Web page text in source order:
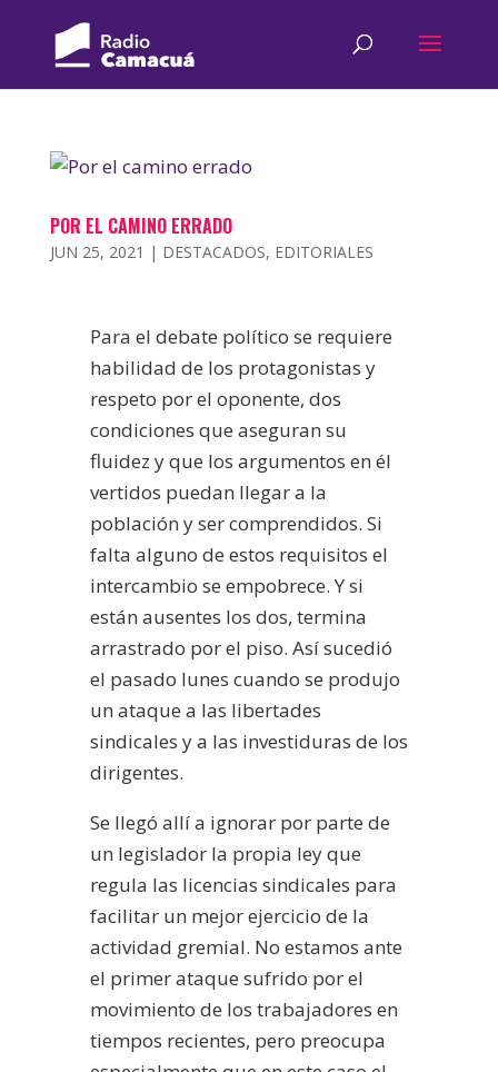
POR EL CAMINO ERRADO
JUN 25, 2021 | DESTACADOS, EDITORIALES
Para el debate político se requiere
habilidad de los protagonistas y
respeto por el oponente, dos
condiciones que aseguran su
fluidez y que los argumentos en él
vertidos puedan llegar a la
población y ser comprendidos. Si
falta alguno de estos requisitos el
intercambio se empobrece. Y si
están ausentes los dos, termina
arrastrado por el piso. Así sucedió
el pasado lunes cuando se produjo
un ataque a las libertades
sindicales y a las investiduras de los
dirigentes.
Se llegó allí a ignorar por parte de
un legislador la propia ley que
regula las licencias sindicales para
facilitar un mejor ejercicio de la
actividad gremial. No estamos ante
el primer ataque sufrido por el
movimiento de los trabajadores en
tiempos recientes, pero preocupa